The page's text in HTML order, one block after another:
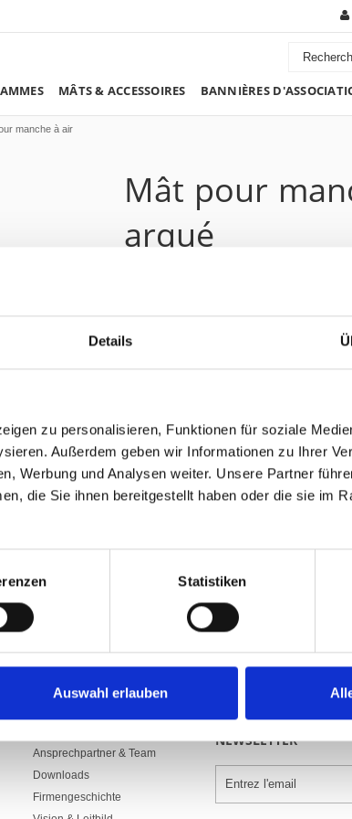
Details
zu personalisieren, Funktionen für soziale
Außerdem geben wir Informationen zu Ihrer
Werbung und Analysen weiter. Unsere Partner
die Sie ihnen bereitgestellt haben oder die sie im
Statistiken
Auswahl erlauben
MÂTS & ACCESSOIRES BANNIÈRES
manche à air
Mât pour
arqué
hissage à
2'422.25 CHF
brève description
Numéro d'article: A018258
5500.10GEB
En tubes d’acier, décalés de manière
ENTREPRISES
Ansprechpartner & Team
Downloads
Firmengeschichte
SOUSCRIVEZ UN
NEWSLETTER